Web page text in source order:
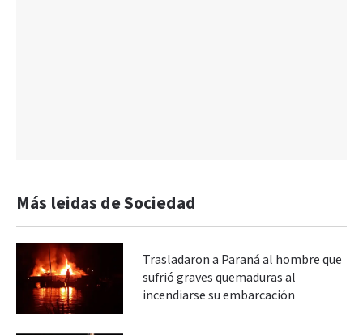
Más leidas de Sociedad
Trasladaron a Paraná al hombre que
sufrió graves quemaduras al
incendiarse su embarcación